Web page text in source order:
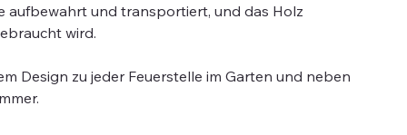
aufbewahrt und transportiert, und das Holz
wird.
Design zu jeder Feuerstelle im Garten und neben